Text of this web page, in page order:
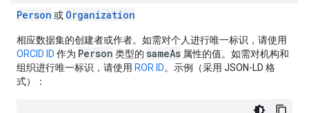
Person 或 Organization
相应数据集的创建者或作者。如需对个人进行唯一标识，请使用
ORCID ID 作为 Person 类型的 sameAs 属性的值。如需对机构和
组织进行唯一标识，请使用 ROR ID。示例（采用 JSON-LD 格
式）：